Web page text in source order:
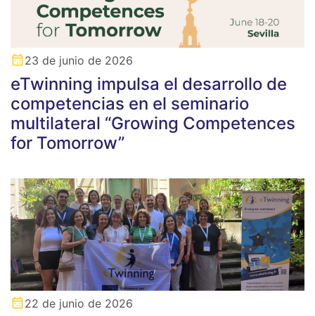
23 de junio de 2026
eTwinning impulsa el desarrollo de
competencias en el seminario
multilateral “Growing Competences
for Tomorrow”
22 de junio de 2026